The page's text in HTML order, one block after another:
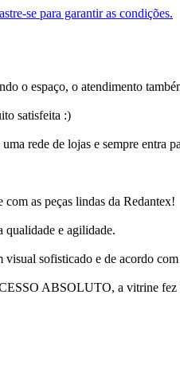
se para garantir as condições.
o espaço, o atendimento
satisfeita :)
rede de lojas e sempre entra
as peças lindas da Redantex!
qualidade e agilidade.
sofisticado e de acordo
ABSOLUTO, a vitrine fez